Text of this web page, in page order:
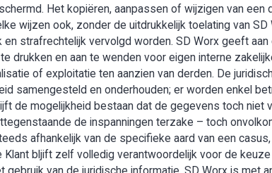
Het kopiëren, aanpassen of wijzigen van een
wijzen ook, zonder de uitdrukkelijk toelating van
strafrechtelijk vervolgd worden. SD Worx geeft
drukken en aan te wenden voor eigen interne
of exploitatie ten aanzien van derden. De
samengesteld en onderhouden; er worden enkel
de mogelijkheid bestaan dat de gegevens toch niet
de inspanningen terzake – toch
afhankelijk van de specifieke aard van een
bljift zelf volledig verantwoordelijk voor de